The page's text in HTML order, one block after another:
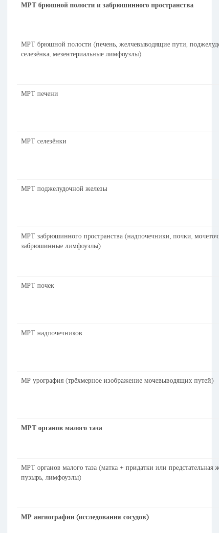
МРТ брюшной полости и забрюшинного пространства
МРТ брюшной полости (печень, желчевыводящие пути,
селезёнка, мезентериальные лимфоузлы)
МРТ печени
МРТ селезёнки
МРТ поджелудочной железы
МРТ забрюшинного пространства (надпочечники, почки,
забрюшинные лимфоузлы)
МРТ почек
МРТ надпочечников
МР урография (трёхмерное изображение мочевыводящих путей)
МРТ органов малого таза
МРТ органов малого таза (матка + придатки или предстательная
пузырь, лимфоузлы)
МР ангиографии (исследования сосудов)